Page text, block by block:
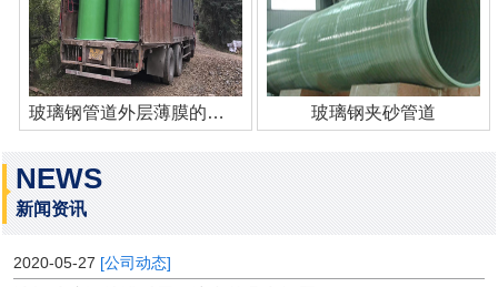
玻璃钢管道外层薄膜的作用 玻璃钢夹砂管道
NEWS
新闻资讯
2020-05-27 [公司动态]